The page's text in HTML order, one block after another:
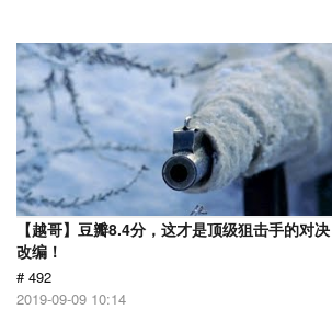
【越哥】豆瓣8.4分，这才是顶级狙击手的对
改编！
# 492
2019-09-09 10:14